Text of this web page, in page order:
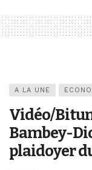
A LA UNE
Vidéo/
Bambey-
plaidoyer